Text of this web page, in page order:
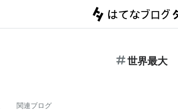
世界最大
関連ブログ